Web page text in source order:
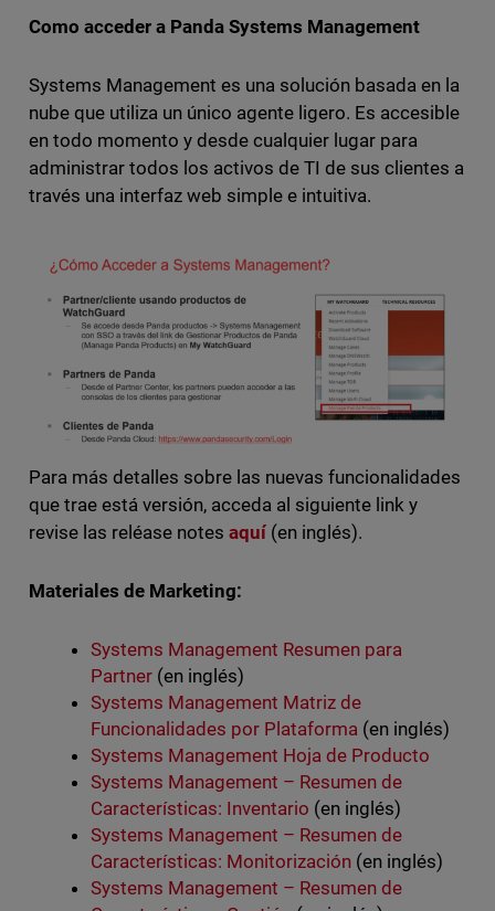
Como acceder a Panda Systems Management
Systems Management es una solución basada en la
nube que utiliza un único agente ligero. Es accesible
en todo momento y desde cualquier lugar para
administrar todos los activos de TI de sus clientes a
través una interfaz web simple e intuitiva.
Para más detalles sobre las nuevas funcionalidades
que trae está versión, acceda al siguiente link y
revise las reléase notes aquí (en inglés).
Materiales de Marketing:
Systems Management Resumen para
Partner(en inglés)
Systems Management Matriz de
Funcionalidades por Plataforma (en inglés)
Systems Management Hoja de Producto
Systems Management – Resumen de
Características: Inventario (en inglés)
Systems Management – Resumen de
Características: Monitorización (en inglés)
Systems Management – Resumen de